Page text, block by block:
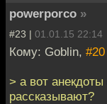
powerporco »
#23 | 01.01.15 22:14
Кому: Goblin, #20
> а вот
рассказывают?